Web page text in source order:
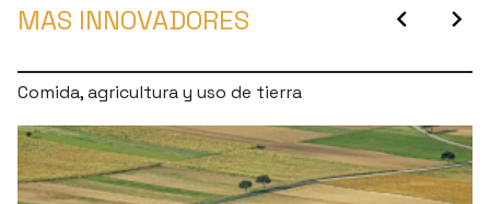
MAS INNOVADORES chevron_left
Comida, agricultura y uso de tierra,
chevron_right